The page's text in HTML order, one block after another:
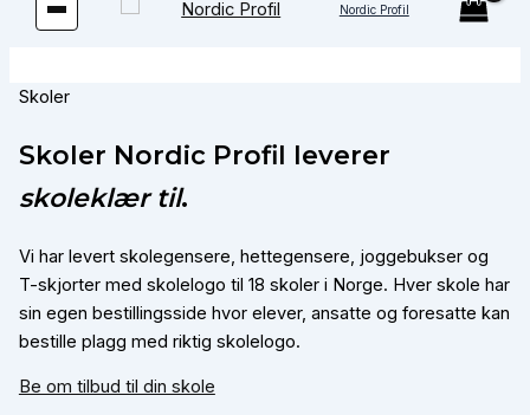
Nordic Profil
Skoler
Skoler Nordic Profil leverer
skoleklær til.
Vi har levert skolegensere, hettegensere, joggebukser og
T-skjorter med skolelogo til 18 skoler i Norge. Hver skole har
sin egen bestillingsside hvor elever, ansatte og foresatte kan
bestille plagg med riktig skolelogo.
Be om tilbud til din skole